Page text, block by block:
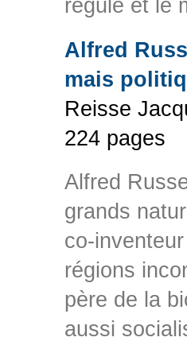
régulé et le
Alfred
mais
Reisse
224 pages
Alfred
grands
co-
régions
père de la
aussi